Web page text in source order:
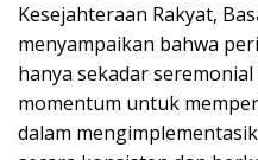
Kesejahteraan Rakyat,
menyampaikan bahwa
hanya sekadar
momentum untuk
dalam